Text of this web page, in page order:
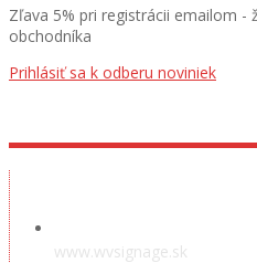
Zľava 5% pri registrácii emailom -
obchodníka
Prihlásiť sa k odberu noviniek
www.wvsignage.sk